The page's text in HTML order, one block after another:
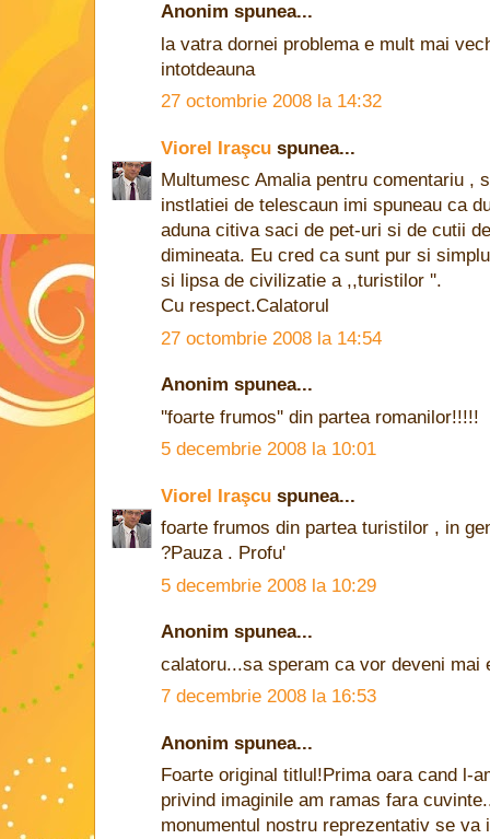
Anonim spunea...
la vatra dornei problema e mult mai
intotdeauna
27 octombrie 2008 la 14:32
Viorel Iraşcu spunea...
Multumesc Amalia pentru comentariu ,
instlatiei de telescaun imi spuneau ca
aduna citiva saci de pet-uri si de cutii
dimineata. Eu cred ca sunt pur si
si lipsa de civilizatie a ,,turistilor ''.
Cu respect.Calatorul
27 octombrie 2008 la 14:54
Anonim spunea...
''foarte frumos'' din partea romanilor!!!!!
5 decembrie 2008 la 10:01
Viorel Iraşcu spunea...
foarte frumos din partea turistilor , in
?Pauza . Profu'
5 decembrie 2008 la 10:29
Anonim spunea...
calatoru...sa speram ca vor deveni mai
7 decembrie 2008 la 16:53
Anonim spunea...
Foarte original titlul!Prima oara cand l-
privind imaginile am ramas fara
monumentul nostru reprezentativ se va